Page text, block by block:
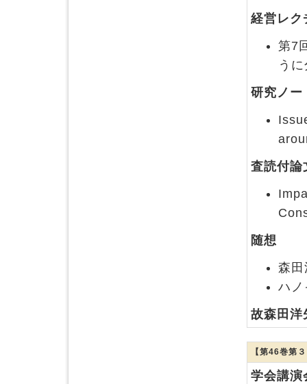
経営レク
第7
う
研究ノー
査読付論
随想
森
ハ
故森田洋
【第46巻第
学会講演